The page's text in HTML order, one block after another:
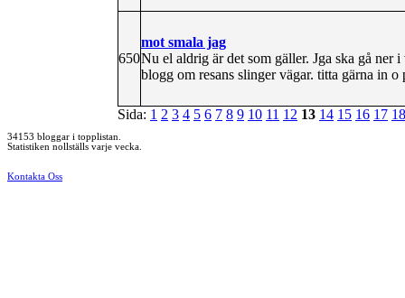
650
mot smala jag
Nu el aldrig är det som gäller. Jga ska gå ner
blogg om resans slinger vägar. titta gärna in o
Sida: 1 2 3 4 5 6 7 8 9 10 11 12 13 14 15 16 17 18
34153 bloggar i topplistan.
Statistiken nollställs varje vecka.
Kontakta Oss